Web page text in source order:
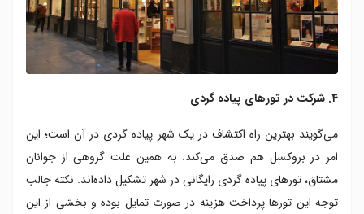
۴. شرکت در تورهای پیاده گردی
می‌گویند بهترین راه اکتشاف در یک شهر پیاده گردی در آن است؛ این
امر در بروکسل هم صدق می‌کند. به همین علت گروهی از جوانان
مشتاق، تورهای پیاده گردی رایگانی در شهر تشکیل داده‌اند. نکته جالب
توجه این تورها پرداخت هزینه در صورت تمایل بوده و بخشی از این